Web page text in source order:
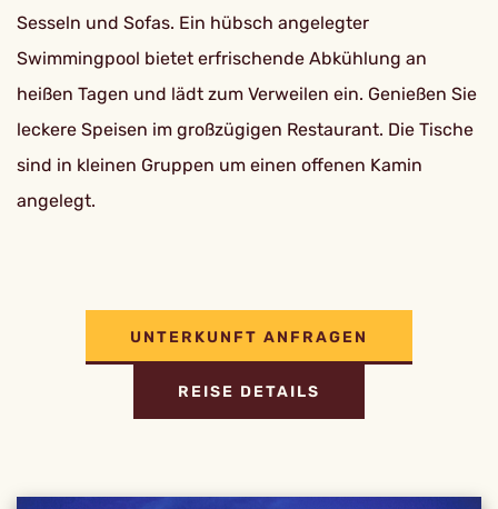
Sesseln und Sofas. Ein hübsch angelegter
Swimmingpool bietet erfrischende Abkühlung an
heißen Tagen und lädt zum Verweilen ein. Genießen Sie
leckere Speisen im großzügigen Restaurant. Die Tische
sind in kleinen Gruppen um einen offenen Kamin
angelegt.
UNTERKUNFT ANFRAGEN
REISE DETAILS